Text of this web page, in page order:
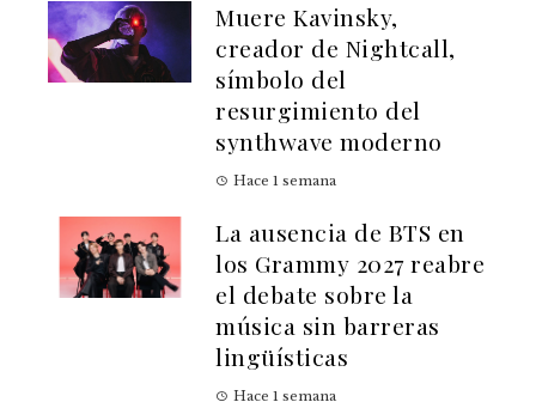
Muere Kavinsky,
creador de Nightcall,
símbolo del
resurgimiento del
synthwave moderno
Hace 1 semana
La ausencia de BTS en
los Grammy 2027 reabre
el debate sobre la
música sin barreras
lingüísticas
Hace 1 semana